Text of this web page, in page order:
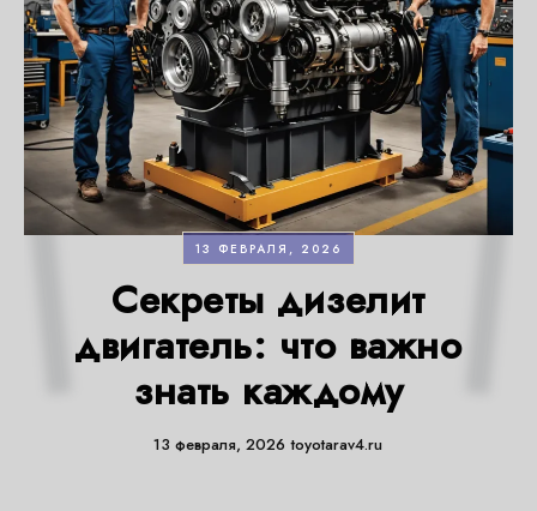
13 ФЕВРАЛЯ, 2026
Секреты дизелит
двигатель: что важно
знать каждому
13 февраля, 2026 toyotarav4.ru